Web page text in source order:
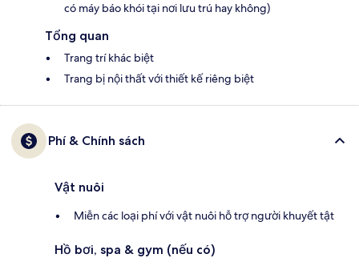
có máy báo khói tại nơi lưu trú hay không)
Tổng quan
Trang trí khác biệt
Trang bị nội thất với thiết kế riêng biệt
Phí & Chính sách
Vật nuôi
Miễn các loại phí với vật nuôi hỗ trợ người khuyết tật
Hồ bơi, spa & gym (nếu có)